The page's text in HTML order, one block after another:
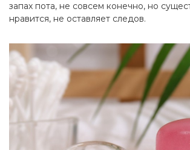
запах пота, не совсем конечно, но
нравится, не оставляет следов.